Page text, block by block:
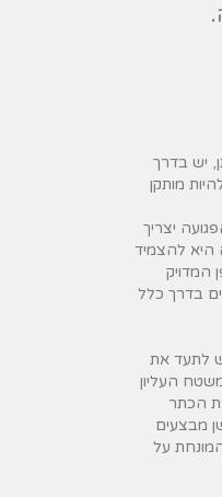
יש בדרך
מותקן
יצריך
היא להצמיד
המדויק
בדרך כלל
לתעד את
העליון
הכתר
מבצעים
על